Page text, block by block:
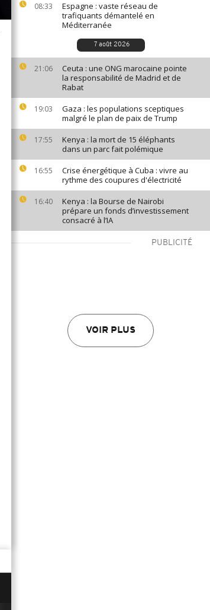
08:33
Espagne : vaste réseau de
trafiquants démantelé en
Méditerranée
7 août 2026
21:06
Ceuta : une ONG marocaine pointe
la responsabilité de Madrid et de
Rabat
19:03
Gaza : les populations sceptiques
malgré le plan de paix de Trump
17:55
Kenya : la mort de 15 éléphants
dans un parc fait polémique
16:55
Crise énergétique à Cuba : vivre au
rythme des coupures d'électricité
16:40
Kenya : la Bourse de Nairobi
prépare un fonds d’investissement
consacré à l’IA
PUBLICITÉ
VOIR PLUS